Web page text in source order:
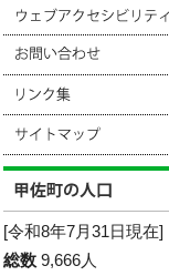
[令和8年7月31日現在]
総数 9,666人